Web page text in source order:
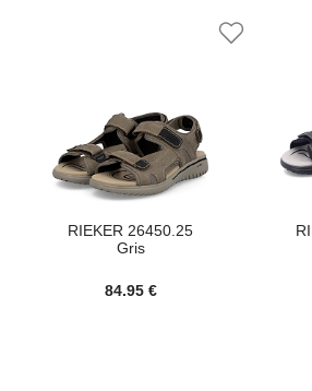
RIEKER 26450.25
Gris
84.95 €